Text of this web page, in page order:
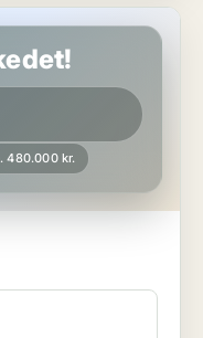
480.000 kr.